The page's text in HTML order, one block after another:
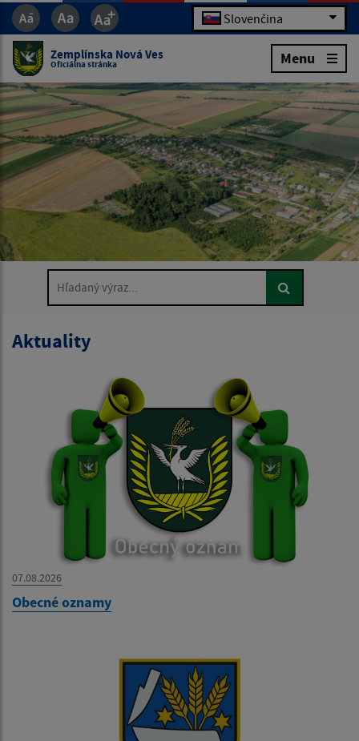
Slovenčina
Zemplínska Nová Ves
Oficiálna stránka Menu
Hľadaný výraz...
Aktuality
07.08.2026
Obecné oznamy